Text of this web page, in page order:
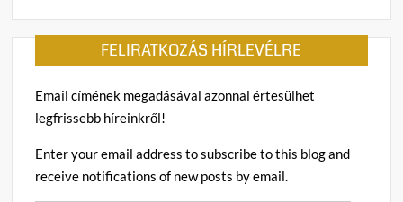
FELIRATKOZÁS HÍRLEVÉLRE
Email címének megadásával azonnal értesülhet
legfrissebb híreinkről!
Enter your email address to subscribe to this blog and
receive notifications of new posts by email.